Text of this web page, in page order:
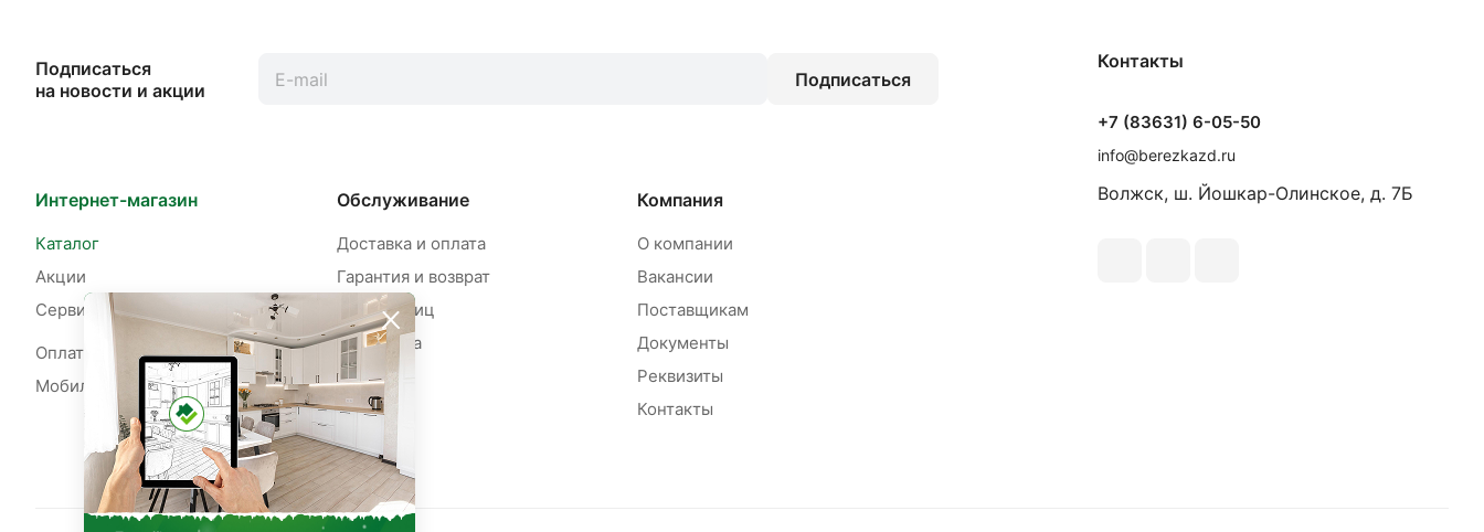
Подписаться
на новости и акции
Подписаться
Интернет-магазин
Каталог
Акции
Сервисы
Оплата рассрочки
Мобильное приложение
Обслуживание
Доставка и оплата
Гарантия и возврат
Для юр. лиц
Рассрочка
Компания
О компании
Вакансии
Поставщикам
Документы
Реквизиты
Контакты
Контакты
+7 (83631) 6-05-50
info@berezkazd.ru
Волжск, ш. Йошкар-Олинское, д. 7Б